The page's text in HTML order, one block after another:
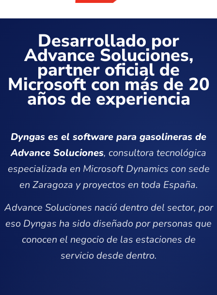
Desarrollado por
Advance Soluciones,
partner oficial de
Microsoft con más de 20
años de experiencia
Dyngas es el software para gasolineras de
Advance Soluciones, consultora tecnológica
especializada en Microsoft Dynamics con sede
en Zaragoza y proyectos en toda España.
Advance Soluciones nació dentro del sector, por
eso Dyngas ha sido diseñado por personas que
conocen el negocio de las estaciones de
servicio desde dentro.